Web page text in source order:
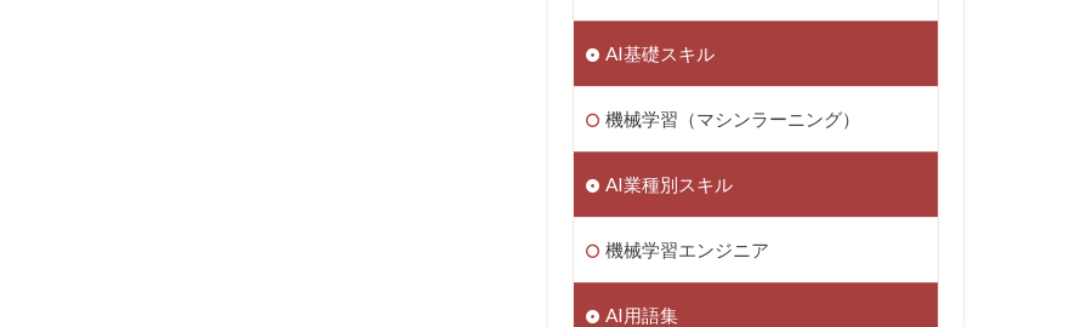
AI基礎スキル
機械学習（マシンラーニング）
AI業種別スキル
機械学習エンジニア
AI用語集